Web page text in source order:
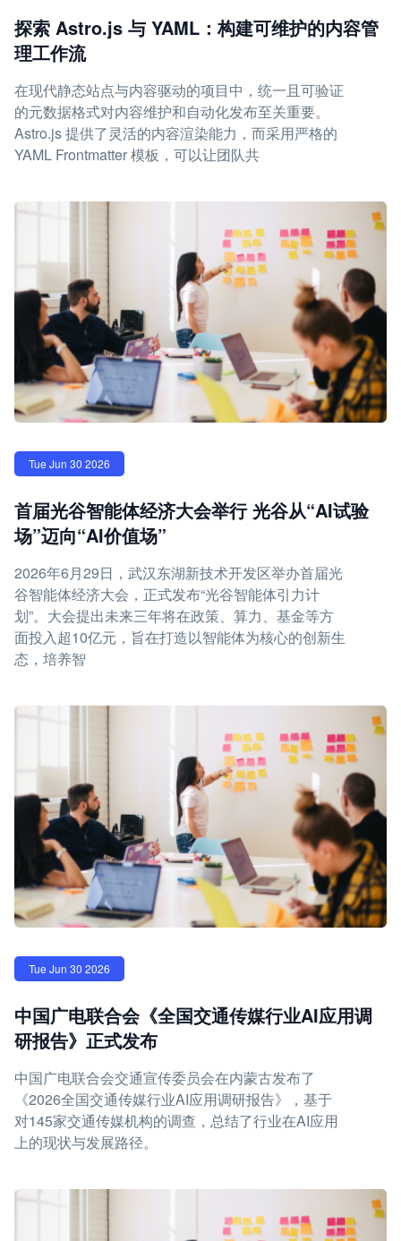
探索 Astro.js 与 YAML：构建可维护的内容管
理工作流
在现代静态站点与内容驱动的项目中，统一且可验证
的元数据格式对内容维护和自动化发布至关重要。
Astro.js 提供了灵活的内容渲染能力，而采用严格的
YAML Frontmatter 模板，可以让团队共
Tue Jun 30 2026
首届光谷智能体经济大会举行 光谷从“AI试验
场”迈向“AI价值场”
2026年6月29日，武汉东湖新技术开发区举办首届光
谷智能体经济大会，正式发布“光谷智能体引力计
划”。大会提出未来三年将在政策、算力、基金等方
面投入超10亿元，旨在打造以智能体为核心的创新生
态，培养智
Tue Jun 30 2026
中国广电联合会《全国交通传媒行业AI应用调
研报告》正式发布
中国广电联合会交通宣传委员会在内蒙古发布了
《2026全国交通传媒行业AI应用调研报告》，基于
对145家交通传媒机构的调查，总结了行业在AI应用
上的现状与发展路径。